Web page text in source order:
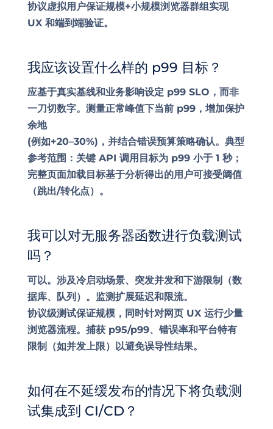
协议虚拟用户保证规模+小规模浏览器群组实现
UX 和端到端验证。
我应该设置什么样的 p99 目标？
应基于真实基线和业务影响设定 p99 SLO，而非
一刀切数字。测量正常峰值下当前 p99，增加保护
余地
(例如+20–30%)，并结合错误预算策略确认。典型
参考范围：关键 API 调用目标为 p99 小于 1 秒；
完整页面加载目标基于分析得出的用户可接受阈值
（跳出/转化点）。
我可以对无服务器函数进行负载测试
吗？
可以。涉及冷启动场景、突发并发和下游限制（数
据库、队列）。监测扩展延迟和限流。
协议级测试保证规模，同时针对网页 UX 运行少量
浏览器流程。捕获 p95/p99、错误率和平台特有
限制（如并发上限）以避免误导性结果。
如何在不延缓发布的情况下将负载测
试集成到 CI/CD？